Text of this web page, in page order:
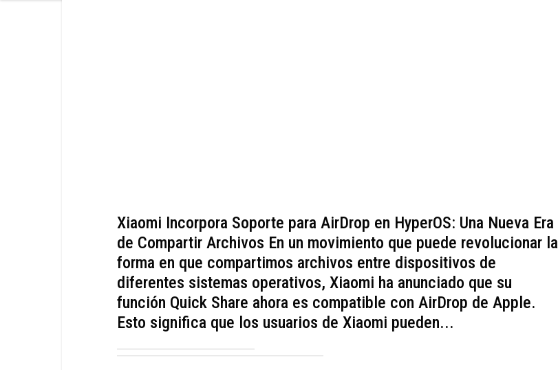
Xiaomi Incorpora Soporte para AirDrop en HyperOS: Una Nueva Era
de Compartir Archivos En un movimiento que puede revolucionar la
forma en que compartimos archivos entre dispositivos de
diferentes sistemas operativos, Xiaomi ha anunciado que su
función Quick Share ahora es compatible con AirDrop de Apple.
Esto significa que los usuarios de Xiaomi pueden...